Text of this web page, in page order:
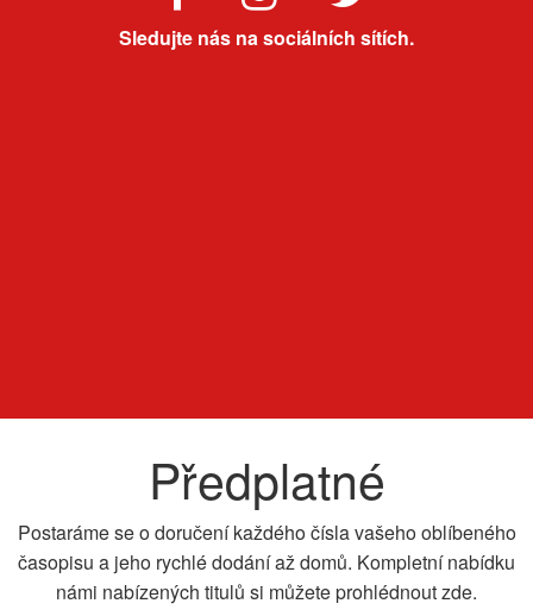
Sledujte nás na sociálních sítích.
Předplatné
Postaráme se o doručení každého čísla vašeho oblíbeného
časopisu a jeho rychlé dodání až domů. Kompletní nabídku
námi nabízených titulů si můžete prohlédnout zde.